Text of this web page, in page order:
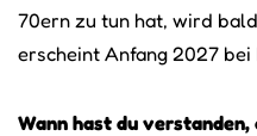
70ern zu tun hat, wird
erscheint Anfang 2027 bei
Wann hast du verstanden,